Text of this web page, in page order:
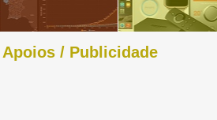
Apoios / Publicidade